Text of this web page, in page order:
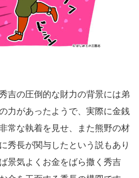
吉の圧倒的な財力の背景には弟
力があったようで、実際に金銭
常な執着を見せ、また熊野の材
秀長が関与したという説もあり
景気よくお金をばら撒く秀吉